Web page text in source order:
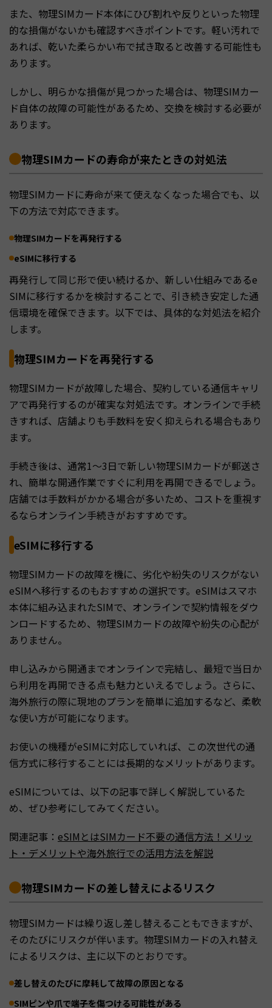
また、物理SIMカード本体にひび割れや反りといった物理
的な損傷がないかも確認すべきポイントです。軽い汚れで
あれば、乾いた柔らかい布で拭き取ると改善する可能性も
あります。
しかし、明らかな損傷が見つかった場合は、物理SIMカー
ド自体の故障の可能性があるため、交換を検討する必要が
あります。
物理SIMカードの寿命が来たときの対処法
物理SIMカードに寿命が来て使えなくなった場合でも、以
下の方法で対応できます。
物理SIMカードを再発行する
eSIMに移行する
再発行して同じ形で使い続けるか、新しい仕組みであるe
SIMに移行するかを検討することで、引き続き安定した通
信環境を確保できます。以下では、具体的な対処法を紹介
します。
物理SIMカードを再発行する
物理SIMカードが故障した場合、契約している通信キャリ
アで再発行するのが確実な対処法です。オンラインで手続
きすれば、店舗よりも手数料を安く抑えられる場合もあり
ます。
手続き後は、通常1〜3日で新しい物理SIMカードが郵送さ
れ、簡単な開通作業ですぐに利用を再開できるでしょう。
店舗では手数料がかかる場合が多いため、コストを重視す
るならオンライン手続きがおすすめです。
eSIMに移行する
物理SIMカードの故障を機に、劣化や紛失のリスクがない
eSIMへ移行するのもおすすめの選択です。eSIMはスマホ
本体に組み込まれたSIMで、オンラインで契約情報をダウ
ンロードするため、物理SIMカードの故障や紛失の心配が
ありません。
申し込みから開通までオンラインで完結し、最短で当日か
ら利用を再開できる点も魅力といえるでしょう。さらに、
海外旅行の際に現地のプランを簡単に追加するなど、柔軟
な使い方が可能になります。
お使いの機種がeSIMに対応していれば、この次世代の通
信方式に移行することには長期的なメリットがあります。
eSIMについては、以下の記事で詳しく解説しているた
め、ぜひ参考にしてみてください。
関連記事： eSIMとはSIMカード不要の通信方法！メリッ
ト・デメリットや海外旅行での活用方法を解説
物理SIMカードの差し替えによるリスク
物理SIMカードは繰り返し差し替えることもできますが、
そのたびにリスクが伴います。物理SIMカードの入れ替え
によるリスクは、主に以下のとおりです。
差し替えのたびに摩耗して故障の原因となる
SIMピンや爪で端子を傷つける可能性がある